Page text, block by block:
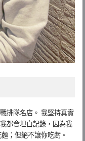
排隊名店。 我堅持真實
都會坦白記錄，因為我
；但絕不讓你吃虧。